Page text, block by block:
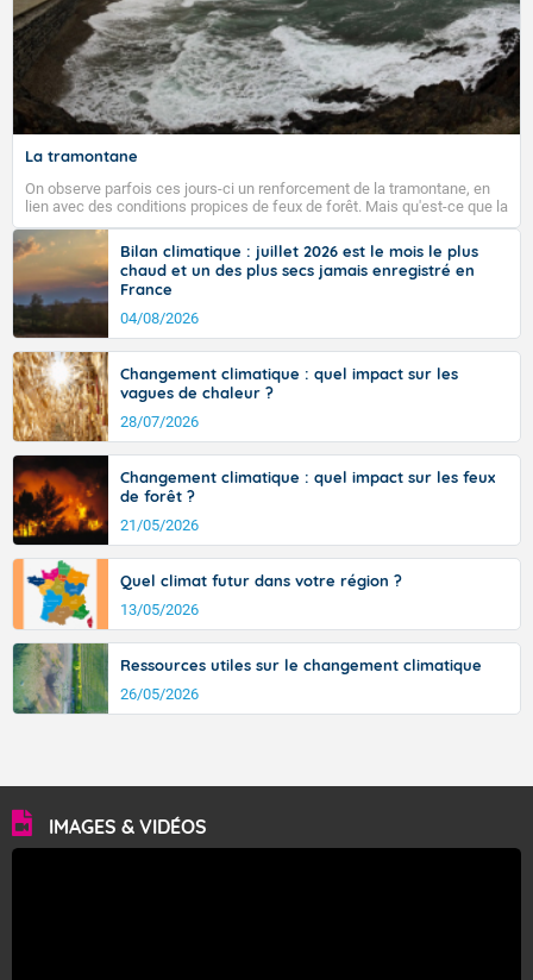
Fermer
La tramontane
On observe parfois ces jours-ci un renforcement de la tramontane, en
lien avec des conditions propices de feux de forêt. Mais qu'est-ce que la
tramontane ? Quelles sont ses caractéristiques ? La tramontane est un
vent turbulent soufflant de secteur nord-ouest à nord, ou ouest à nord-
ouest, dans un secteur qui part du Roussillon à la vallée de l’Aude et à
l’ouest de l’Hérault. L’étymologie de ce vent vient du latin trasmontanus,
signifiant au-delà des monts, en allusion aux régions montagneuses
d’où provient ce vent.
Bilan climatique : juillet 2026 est le mois le plus
chaud et un des plus secs jamais enregistré en
France
04/08/2026
Changement climatique : quel impact sur les
vagues de chaleur ?
28/07/2026
Changement climatique : quel impact sur les feux
de forêt ?
21/05/2026
Quel climat futur dans votre région ?
13/05/2026
Ressources utiles sur le changement climatique
26/05/2026
IMAGES & VIDÉOS